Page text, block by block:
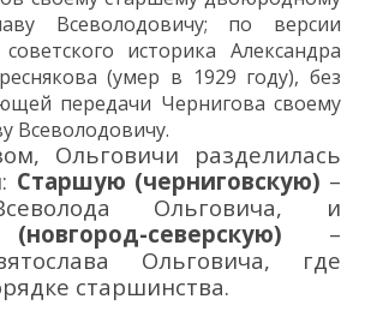
Всеволодовичу; по версии
историка Александра
(умер в 1929 году),без
передачи Чернигова своему
Всеволодовичу.
Ольговичи разделилась
Старшую (черниговскую) –
Ольговича, и
северскую) –
Ольговича, где
старшинства.